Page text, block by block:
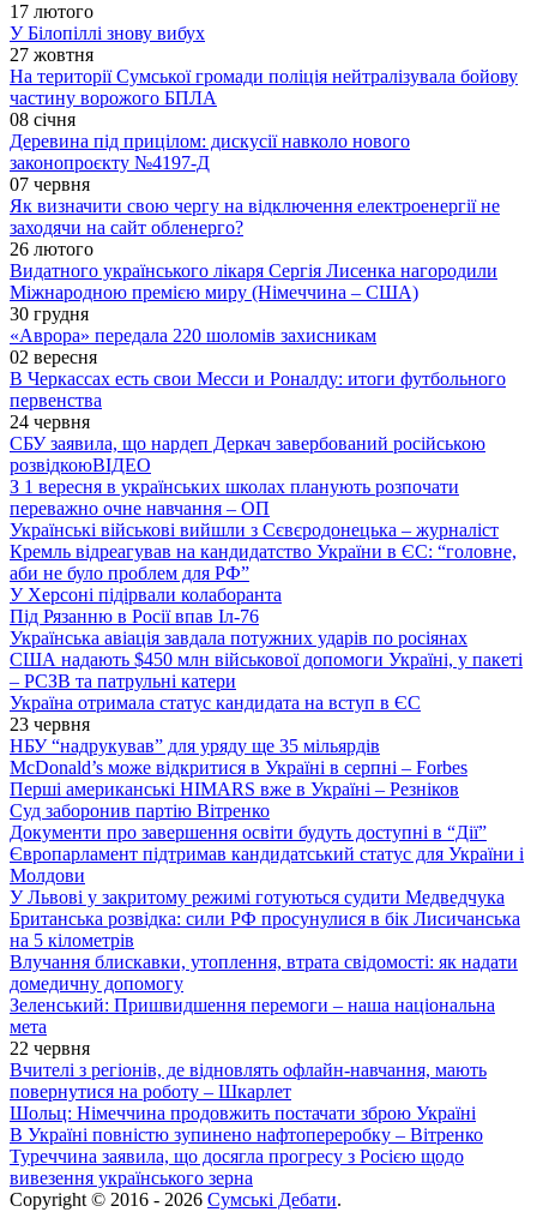
17 лютого
У Білопіллі знову вибух
27 жовтня
На території Сумської громади поліція нейтралізувала бойову
частину ворожого БПЛА
08 січня
Деревина під прицілом: дискусії навколо нового
законопроєкту №4197-Д
07 червня
Як визначити свою чергу на відключення електроенергії не
заходячи на сайт обленерго?
26 лютого
Видатного українського лікаря Сергія Лисенка нагородили
Міжнародною премією миру (Німеччина – США)
30 грудня
«Аврора» передала 220 шоломів захисникам
02 вересня
В Черкассах есть свои Месси и Роналду: итоги футбольного
первенства
24 червня
СБУ заявила, що нардеп Деркач завербований російською
розвідкоюВІДЕО
З 1 вересня в українських школах планують розпочати
переважно очне навчання – ОП
Українські військові вийшли з Сєвєродонецька – журналіст
Кремль відреагував на кандидатство України в ЄС: “головне,
аби не було проблем для РФ”
У Херсоні підірвали колаборанта
Під Рязанню в Росії впав Іл-76
Українська авіація завдала потужних ударів по росіянах
США надають $450 млн військової допомоги Україні, у пакеті
– РСЗВ та патрульні катери
Україна отримала статус кандидата на вступ в ЄС
23 червня
НБУ “надрукував” для уряду ще 35 мільярдів
McDonald’s може відкритися в Україні в серпні – Forbes
Перші американські HIMARS вже в Україні – Резніков
Суд заборонив партію Вітренко
Документи про завершення освіти будуть доступні в “Дії”
Європарламент підтримав кандидатський статус для України і
Молдови
У Львові у закритому режимі готуються судити Медведчука
Британська розвідка: сили РФ просунулися в бік Лисичанська
на 5 кілометрів
Влучання блискавки, утоплення, втрата свідомості: як надати
домедичну допомогу
Зеленський: Пришвидшення перемоги – наша національна
мета
22 червня
Вчителі з регіонів, де відновлять офлайн-навчання, мають
повернутися на роботу – Шкарлет
Шольц: Німеччина продовжить постачати зброю Україні
В Україні повністю зупинено нафтопереробку – Вітренко
Туреччина заявила, що досягла прогресу з Росією щодо
вивезення українського зерна
Copyright © 2016 - 2026 Сумські Дебати.